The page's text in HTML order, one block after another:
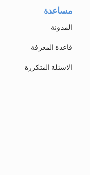
مساعدة
المدونة
قاعدة المعرفة
الاسئلة المتكررة